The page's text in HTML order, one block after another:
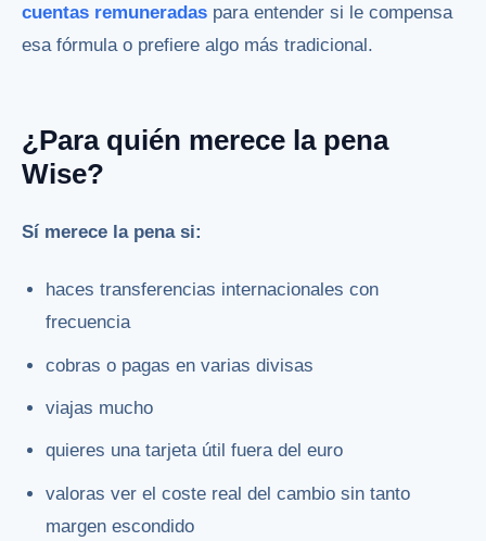
cuentas remuneradas para entender si le compensa
esa fórmula o prefiere algo más tradicional.
¿Para quién merece la pena
Wise?
Sí merece la pena si:
haces transferencias internacionales con
frecuencia
cobras o pagas en varias divisas
viajas mucho
quieres una tarjeta útil fuera del euro
valoras ver el coste real del cambio sin tanto
margen escondido